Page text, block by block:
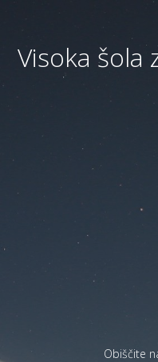
Visoka šola
Obiščite